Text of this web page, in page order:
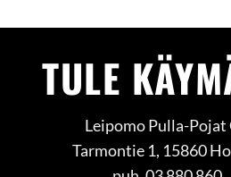
TULE
Leipomo Pulla-Pojat
Tarmontie 1, 15860